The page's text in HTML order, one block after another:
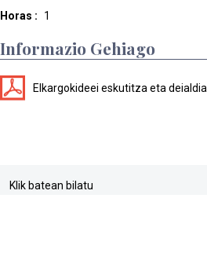
Horas :
1
Informazio Gehiago
Elkargokideei eskutitza eta deialdia
Klik batean bilatu